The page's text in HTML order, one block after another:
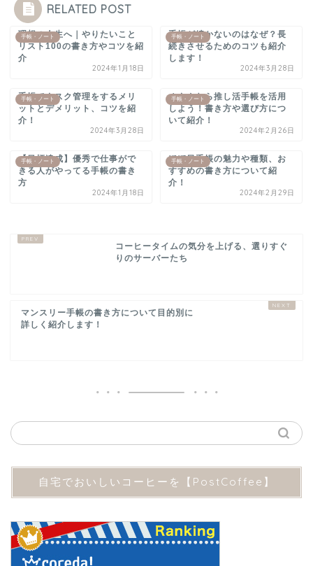
RELATED POST
手帳・ノート
理想の人生へ｜やりたいこと
リスト100の書き方やコツを紹
介
2024年1月18日
手帳・ノート
手帳が続かないのはなぜ？長
続きさせるためのコツも紹介
します！
2024年3月28日
手帳・ノート
手帳でタスク管理をするメリ
ットとデメリット、コツを紹
介！
2024年3月28日
手帳・ノート
オタクなら推し活手帳を活用
しよう！書き方や選び方につ
いて紹介！
2024年2月26日
手帳・ノート
【目標達成】優秀で仕事がで
きる人がやってる手帳の書き
方
2024年1月18日
手帳・ノート
ほぼ日手帳の魅力や種類、お
すすめの書き方について紹
介！
2024年2月29日
コーヒータイムの気分を上げる、選りすぐ
りのサーバーたち
マンスリー手帳の書き方について目的別に
詳しく紹介します！
自宅でおいしいコーヒーを【PostCoffee】